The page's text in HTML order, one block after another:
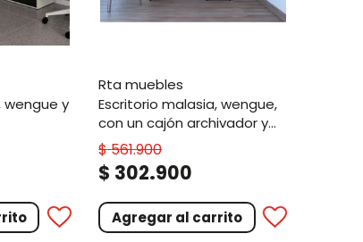
rta muebles
escritorio malasia, wengue,
con un cajón archivador y
dos entrepaños
$561.900
$ 302.900
Agregar al carrito